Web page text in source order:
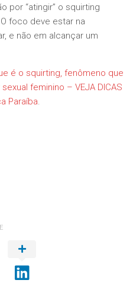
por “atingir” o squirting
foco deve estar na
e não em alcançar um
é o squirting, fenômeno que
feminino – VEJA DICAS
Paraíba